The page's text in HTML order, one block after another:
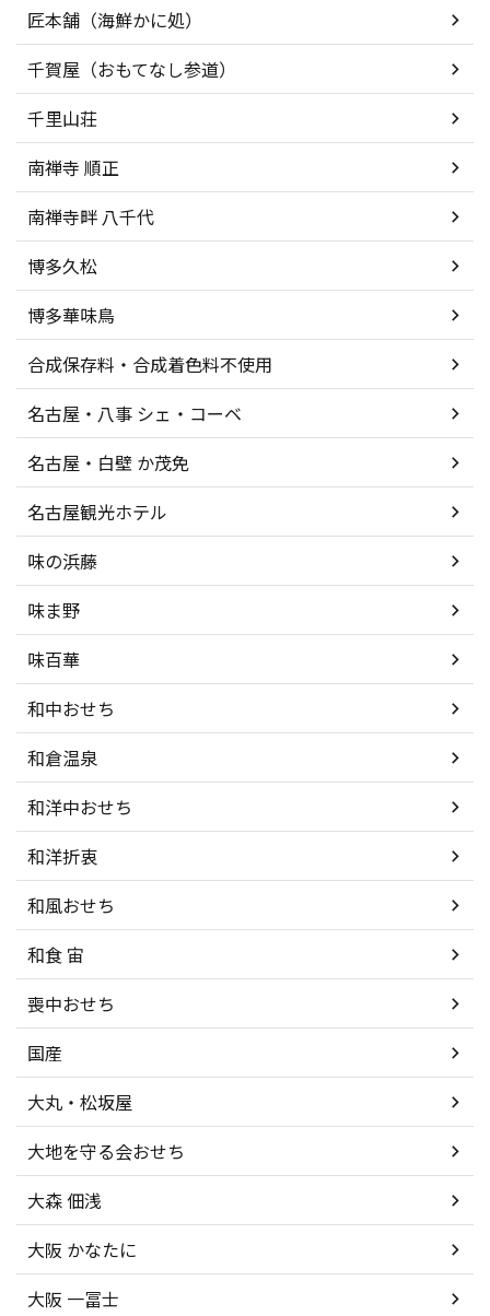
匠本舗（海鮮かに処）
千賀屋（おもてなし参道）
千里山荘
南禅寺 順正
南禅寺畔 八千代
博多久松
博多華味鳥
合成保存料・合成着色料不使用
名古屋・八事 シェ・コーベ
名古屋・白壁 か茂免
名古屋観光ホテル
味の浜藤
味ま野
味百華
和中おせち
和倉温泉
和洋中おせち
和洋折衷
和風おせち
和食 宙
喪中おせち
国産
大丸・松坂屋
大地を守る会おせち
大森 佃浅
大阪 かなたに
大阪 一冨士